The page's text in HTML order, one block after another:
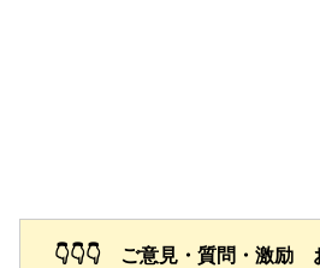
👇👇👇 ご意見・質問・激励